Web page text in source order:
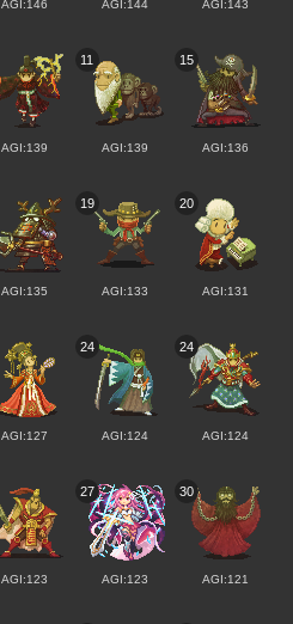
AGI:146 AGI:144 AGI:143
AGI:139
11
AGI:139
15
AGI:136
AGI:135
19
AGI:133
20
AGI:131
AGI:127
24
AGI:124
24
AGI:124
AGI:123
27
AGI:123
30
AGI:121